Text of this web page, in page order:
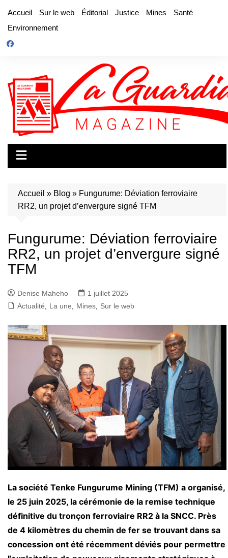
contenu
Accueil Sur le web Éditorial Justice Mines
Santé
Environnement
Accueil » Blog » Fungurume: Déviation ferroviaire
RR2, un projet d’envergure signé TFM
Fungurume: Déviation ferroviaire
RR2, un projet d’envergure signé
TFM
Denise Maheho
1 juillet 2025
Actualité
La une Mines Sur le web
La société Tenke Fungurume Mining (TFM) a organisé,
le 25 juin 2025, la cérémonie de la remise technique
définitive du tronçon ferroviaire RR2 à la SNCC. Près
de 4 kilomètres du chemin de fer se trouvant dans sa
concession ont été récemment déviés pour permettre